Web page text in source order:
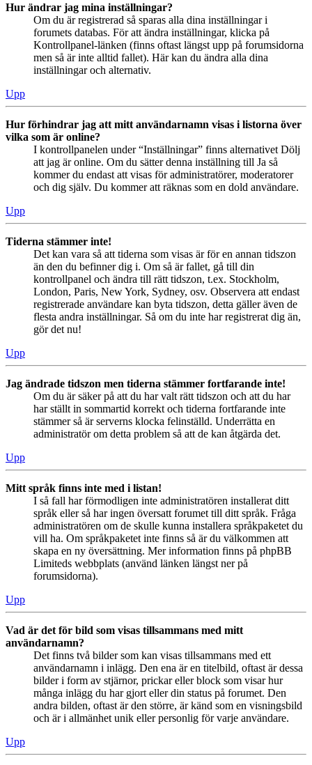
Hur ändrar jag mina inställningar?
Om du är registrerad så sparas alla dina inställningar i
forumets databas. För att ändra inställningar, klicka på
Kontrollpanel-länken (finns oftast längst upp på forumsidorna
men så är inte alltid fallet). Här kan du ändra alla dina
inställningar och alternativ.
Upp
Hur förhindrar jag att mitt användarnamn visas i listorna över
vilka som är online?
I kontrollpanelen under “Inställningar” finns alternativet Dölj
att jag är online. Om du sätter denna inställning till Ja så
kommer du endast att visas för administratörer, moderatorer
och dig själv. Du kommer att räknas som en dold användare.
Upp
Tiderna stämmer inte!
Det kan vara så att tiderna som visas är för en annan tidszon
än den du befinner dig i. Om så är fallet, gå till din
kontrollpanel och ändra till rätt tidszon, t.ex. Stockholm,
London, Paris, New York, Sydney, osv. Observera att endast
registrerade användare kan byta tidszon, detta gäller även de
flesta andra inställningar. Så om du inte har registrerat dig än,
gör det nu!
Upp
Jag ändrade tidszon men tiderna stämmer fortfarande inte!
Om du är säker på att du har valt rätt tidszon och att du har
har ställt in sommartid korrekt och tiderna fortfarande inte
stämmer så är serverns klocka felinställd. Underrätta en
administratör om detta problem så att de kan åtgärda det.
Upp
Mitt språk finns inte med i listan!
I så fall har förmodligen inte administratören installerat ditt
språk eller så har ingen översatt forumet till ditt språk. Fråga
administratören om de skulle kunna installera språkpaketet du
vill ha. Om språkpaketet inte finns så är du välkommen att
skapa en ny översättning. Mer information finns på phpBB
Limiteds webbplats (använd länken längst ner på
forumsidorna).
Upp
Vad är det för bild som visas tillsammans med mitt
användarnamn?
Det finns två bilder som kan visas tillsammans med ett
användarnamn i inlägg. Den ena är en titelbild, oftast är dessa
bilder i form av stjärnor, prickar eller block som visar hur
många inlägg du har gjort eller din status på forumet. Den
andra bilden, oftast är den större, är känd som en visningsbild
och är i allmänhet unik eller personlig för varje användare.
Upp